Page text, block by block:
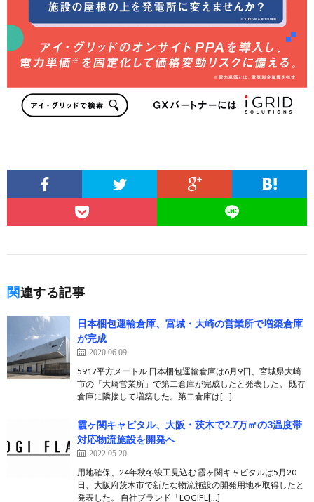
関連する記事
日本梱包運輸倉庫、宮城・大崎の営業所で増築倉庫
が完成
2020.06.09
5917平方メートル 日本梱包運輸倉庫は6月9日、宮城県大崎
市の「大崎営業所」で第二倉庫が完成したと発表した。 既存
倉庫に隣接して増築した。第二倉庫は[…]
霞ヶ関キャピタル、大阪・茨木で2.7万㎡の3温度帯
対応物流施設を開発へ
2022.05.20
用地確保、24年秋冬竣工見込む 霞ヶ関キャピタルは5月20
日、大阪府茨木市で新たな物流施設の開発用地を取得したと
発表した。 自社ブランド「LOGIFL[…]